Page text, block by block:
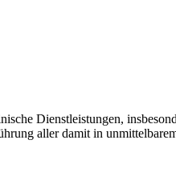
Dienstleistungen,
aller damit in